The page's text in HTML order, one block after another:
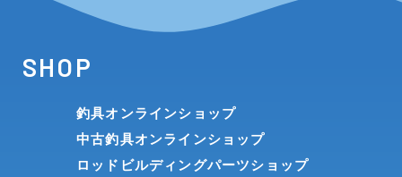
SHOP
釣具オンラインショップ
中古釣具オンラインショップ
ロッドビルディングパーツショップ